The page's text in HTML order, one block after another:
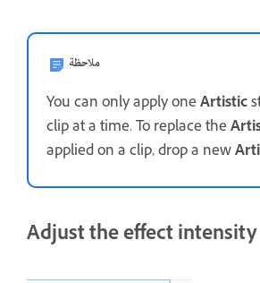
ملاحظة
You can only apply oneArtistic
clip at a time. To replace the
applied on a clip, drop a new
Adjust the effect intensity